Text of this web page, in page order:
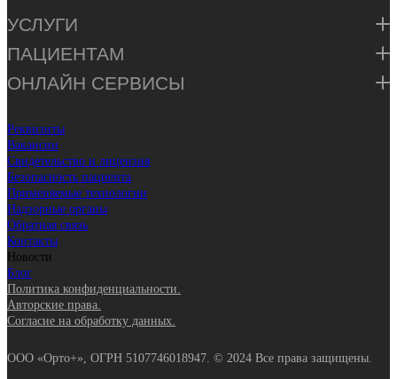
УСЛУГИ
ПАЦИЕНТАМ
ОНЛАЙН СЕРВИСЫ
Реквизиты
Вакансии
Свидетельство и лицензия
Безопасность пациента
Применяемые технологии
Надзорные органы
Обратная связь
Контакты
Новости
Блог
Политика конфиденциальности.
Авторские права.
Согласие на обработку данных.
ООО «Орто+», ОГРН 5107746018947. © 2024 Все права защищены.